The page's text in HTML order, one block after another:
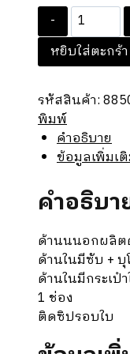
จำนวน
Biblio
College
-
Book
Holder
ชิ้น
หยิบใส่ตะกร้า
รหัสสินค้า:
พิมพ์
คำอธิบาย
ข้อมูลเพิ่มเ
คำอธิบา
ด้านนนอกผลิต
ด้านในมีซับ +
ด้านในมีกระเป๋
1 ช่อง
ติดซิปรอบใบ